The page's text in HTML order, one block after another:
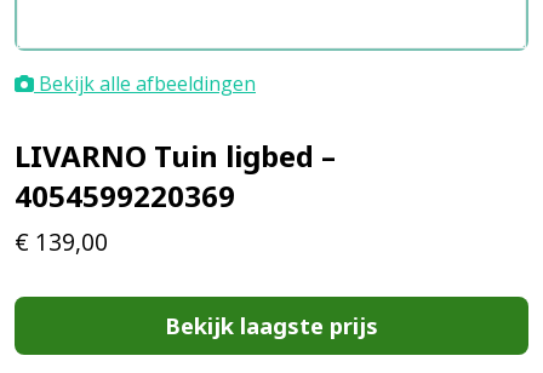
Bekijk alle afbeeldingen
LIVARNO Tuin ligbed –
4054599220369
€ 139,00
Bekijk laagste prijs